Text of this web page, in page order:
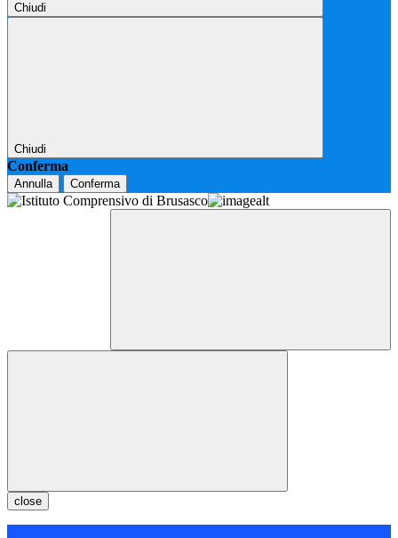
Chiudi
Chiudi
Conferma
Annulla Conferma
close